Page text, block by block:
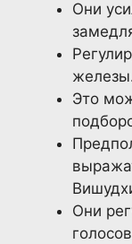
Они
Это
Они